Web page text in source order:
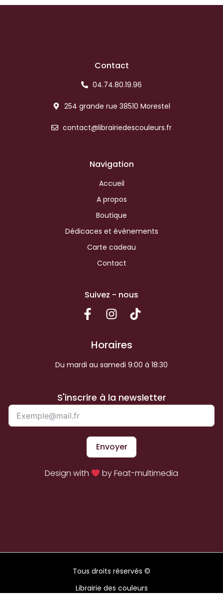
Contact
04.74.80.19.96
254 grande rue 38510 Morestel
contact@librairiedescouleurs.fr
Navigation
Accueil
A propos
Boutique
Dédicaces et évènements
Carte cadeau
Contact
Suivez - nous
Horaires
Du mardi au samedi 9:00 à 18:30
S'inscrire à la newsletter
Envoyer
Design with by Feat-multimedia
Tous droits réservés ©
Librairie des couleurs